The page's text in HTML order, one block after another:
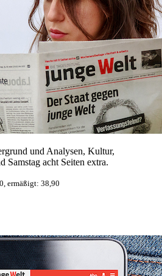
und Analysen, Kultur,
Samstag acht Seiten extra.
ermäßigt: 38,90